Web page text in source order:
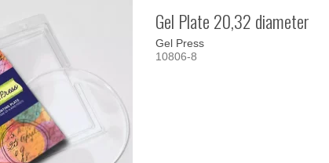
Gel Plate 20,32 diameter
Gel Press
10806-8